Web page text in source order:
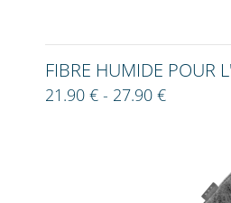
FIBRE HUMIDE POUR
21.90 € - 27.90 €